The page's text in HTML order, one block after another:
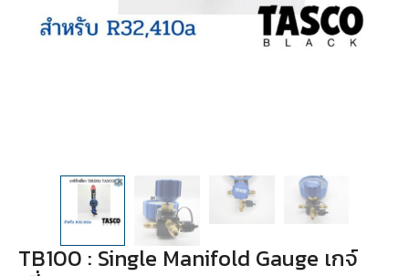
TB100 : Single Manifold Gauge เกจ์